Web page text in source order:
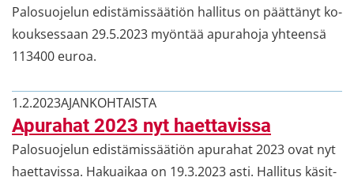
Pa­lo­suo­je­lun edis­tä­mis­sää­tiön hal­li­tus on päät­tä­nyt ko­
kouk­ses­saan 29.5.2023 myön­tää apu­ra­ho­ja yh­teen­sä
113400 euroa.
1.2.2023AJAN­KOH­TAIS­TA
Apu­ra­hat 2023 nyt haet­ta­vis­sa
Pa­lo­suo­je­lun edis­tä­mis­sää­tiön apu­ra­hat 2023 ovat nyt
haet­ta­vis­sa. Ha­kuai­kaa on 19.3.2023 asti. Hal­li­tus kä­sit­